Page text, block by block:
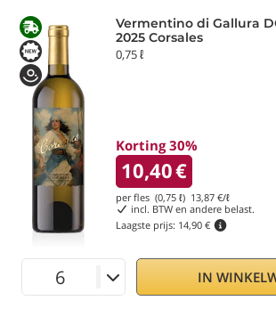
Vermentino di Gallura
2025 Corsales
0,75 ℓ
Korting 30%
10,40€
per fles (0,75 ℓ) 13,87 €/ℓ
incl. BTW en andere belast.
Laagste prijs: 14,90 €
IN